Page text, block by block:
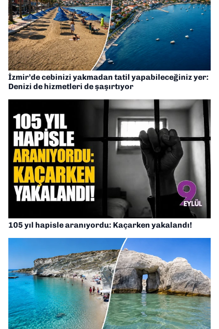
İzmir’de cebinizi yakmadan tatil yapabileceğiniz yer:
Denizi de hizmetleri de şaşırtıyor
105 yıl hapisle aranıyordu: Kaçarken yakalandı!